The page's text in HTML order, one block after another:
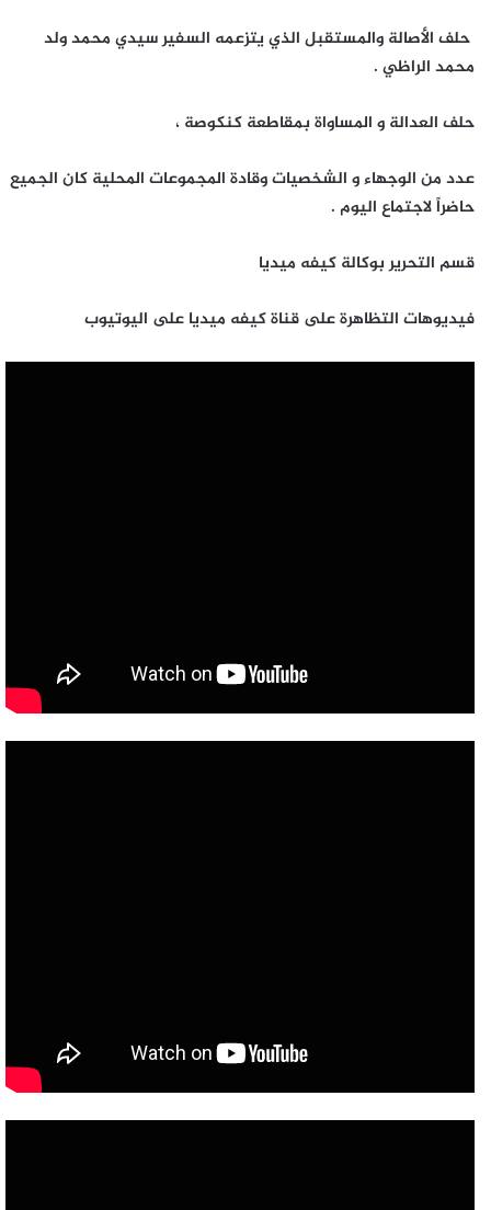
حلف الأصالة والمستقبل الذي يتزعمه السفير سيدي محمد ولد
محمد الراظي .
حلف العدالة و المساواة بمقاطعة كنكوصة ،
عدد من الوجهاء و الشخصيات وقادة المجموعات المحلية كان الجميع
حاضراً لاجتماع اليوم .
قسم التحرير بوكالة كيفه ميديا
فيديوهات التظاهرة على قناة كيفه ميديا على اليوتيوب